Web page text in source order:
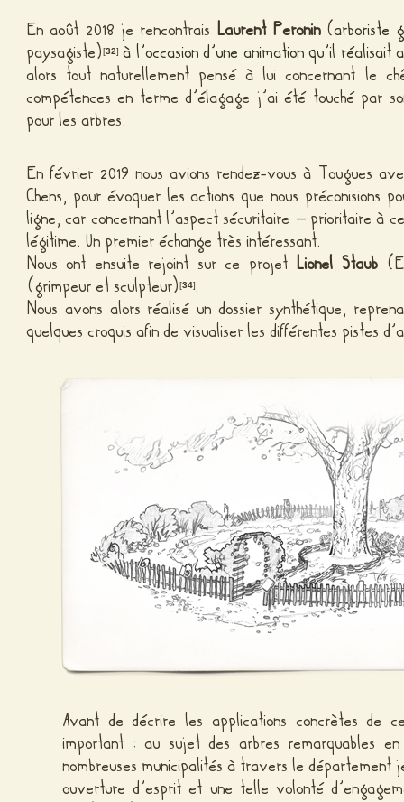
En août 2018 je rencontrais Laurent Peronin(arboriste
paysagiste)[32] à l’occasion d’une animation qu’il réalisait
alors tout naturellement pensé à lui concernant le
compétences en terme d’élagage j’ai été touché par
pour les arbres.
En février 2019 nous avions rendez-vous à Tougues
Chens, pour évoquer les actions que nous préconisions
ligne, car concernant l’aspect sécuritaire – prioritaire à
légitime. Un premier échange très intéressant.
Nous ont ensuite rejoint sur ce projetLionel Staub
(grimpeur et sculpteur) [34].
Nous avons alors réalisé un dossier synthétique,
quelques croquis afin de visualiser les différentes pistes
Avant de décrire les applications concrètes de
important : au sujet des arbres remarquables
nombreuses municipalités à travers le département
ouverture d’esprit et une telle volonté